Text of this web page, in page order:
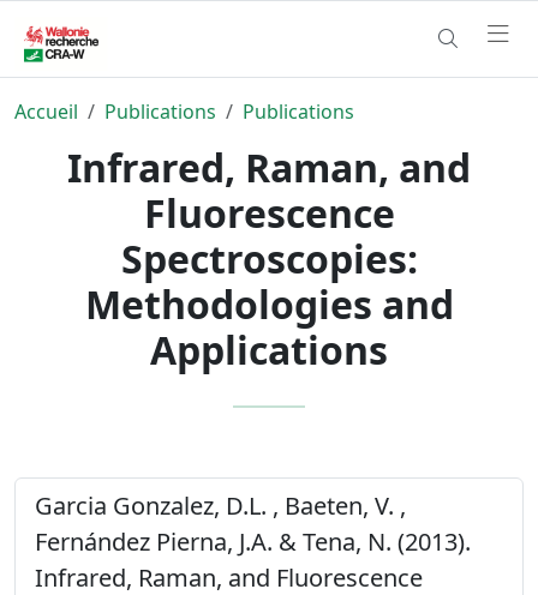
Accueil Publications Publications
Infrared, Raman, and
Fluorescence
Spectroscopies:
Methodologies and
Applications
Garcia Gonzalez, D.L. , Baeten, V. ,
Fernández Pierna, J.A. & Tena, N. (2013).
Infrared, Raman, and Fluorescence